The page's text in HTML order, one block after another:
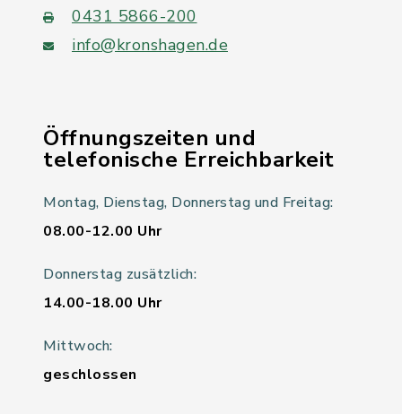
0431 5866-200
info@kronshagen.de
Öffnungszeiten und
telefonische Erreichbarkeit
Montag, Dienstag, Donnerstag und Freitag:
08.00-12.00 Uhr
Donnerstag zusätzlich:
14.00-18.00 Uhr
Mittwoch:
geschlossen